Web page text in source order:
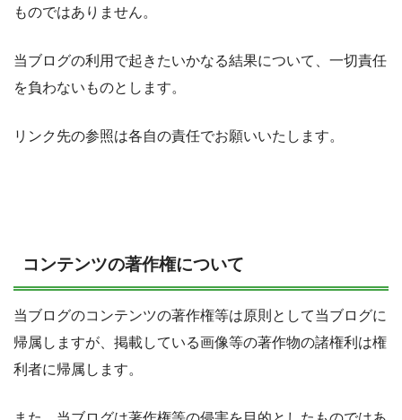
ものではありません。
当ブログの利用で起きたいかなる結果について、一切責任
を負わないものとします。
リンク先の参照は各自の責任でお願いいたします。
コンテンツの著作権について
当ブログのコンテンツの著作権等は原則として当ブログに
帰属しますが、掲載している画像等の著作物の諸権利は権
利者に帰属します。